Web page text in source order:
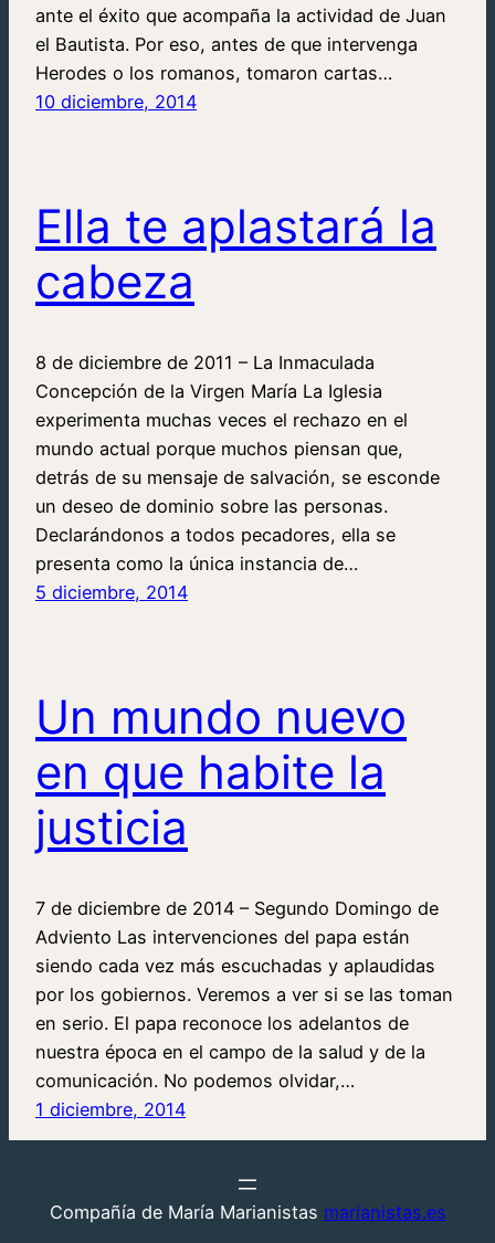
ante el éxito que acompaña la actividad de Juan
el Bautista. Por eso, antes de que intervenga
Herodes o los romanos, tomaron cartas…
10 diciembre, 2014
Ella te aplastará la
cabeza
8 de diciembre de 2011 – La Inmaculada
Concepción de la Virgen María La Iglesia
experimenta muchas veces el rechazo en el
mundo actual porque muchos piensan que,
detrás de su mensaje de salvación, se esconde
un deseo de dominio sobre las personas.
Declarándonos a todos pecadores, ella se
presenta como la única instancia de…
5 diciembre, 2014
Un mundo nuevo
en que habite la
justicia
7 de diciembre de 2014 – Segundo Domingo de
Adviento Las intervenciones del papa están
siendo cada vez más escuchadas y aplaudidas
por los gobiernos. Veremos a ver si se las toman
en serio. El papa reconoce los adelantos de
nuestra época en el campo de la salud y de la
comunicación. No podemos olvidar,…
1 diciembre, 2014
Compañía de María Marianistas marianistas.es